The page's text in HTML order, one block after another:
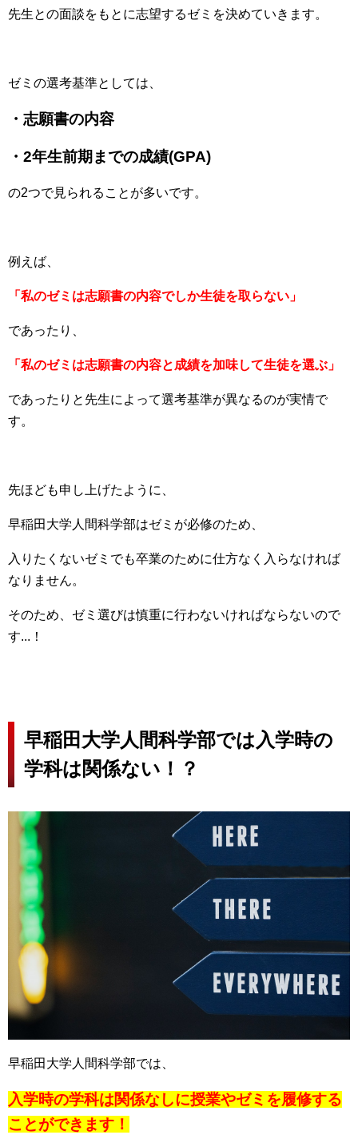
先生との面談をもとに志望するゼミを決めていきます。
ゼミの選考基準としては、
・志願書の内容
・2年生前期までの成績(GPA)
の2つで見られることが多いです。
例えば、
「私のゼミは志願書の内容でしか生徒を取らない」
であったり、
「私のゼミは志願書の内容と成績を加味して生徒を選ぶ」
であったりと先生によって選考基準が異なるのが実情で
す。
先ほども申し上げたように、
早稲田大学人間科学部はゼミが必修のため、
入りたくないゼミでも卒業のために仕方なく入らなければ
なりません。
そのため、ゼミ選びは慎重に行わないければならないので
す...！
早稲田大学人間科学部では入学時の
学科は関係ない！？
早稲田大学人間科学部では、
入学時の学科は関係なしに授業やゼミを履修する
ことができます！